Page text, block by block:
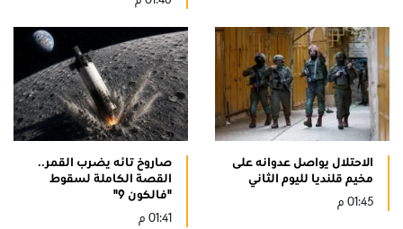
الاحتلال يواصل عدوانه على
مخيم قلنديا لليوم الثاني
01:45 م
صاروخ تائه يضرب القمر..
القصة الكاملة لسقوط
"فالكون 9"
01:41 م